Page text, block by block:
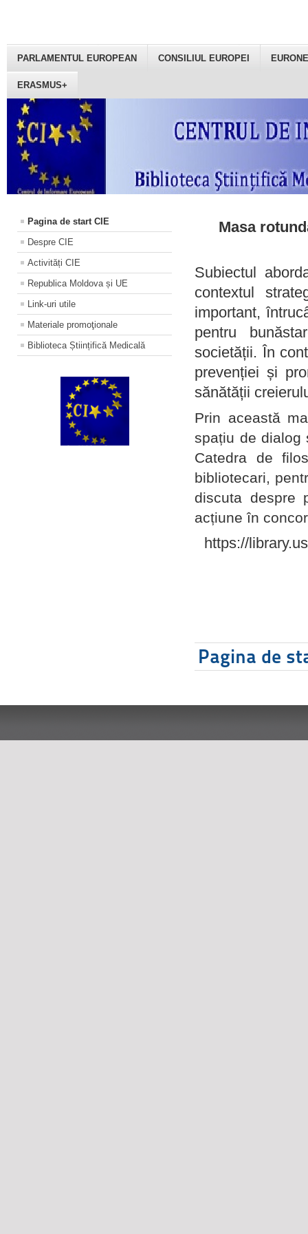
PARLAMENTUL EUROPEAN CONSILIUL EUROPEI
ERASMUS+
Pagina de start CIE
Despre CIE
Activități CIE
Republica Moldova și UE
Link-uri utile
Materiale promoţionale
Biblioteca Științifică Medicală
Masa
Subiectul
contextul
important,
pentru
societății. În
prevenției și
sănătății
Prin această
spațiu de dialog
Catedra de
bibliotecari,
discuta despre
acțiune în
https://
Pagina de